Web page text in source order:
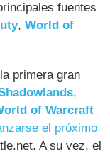
fuentes
,World of
primera gran
,
of Warcraft
el próximo
A su vez, el